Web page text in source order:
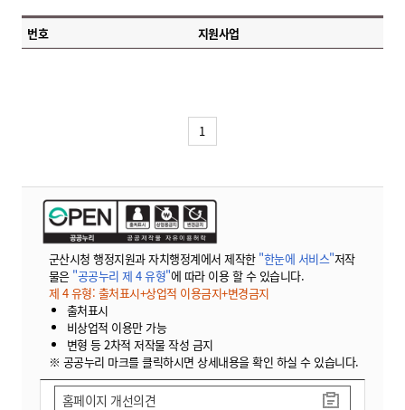
번호 지원사업
1
군산시청 행정지원과 자치행정계에서 제작한 "한눈에 서비스"저작
물은 "공공누리 제 4 유형"에 따라 이용 할 수 있습니다.
제 4 유형: 출처표시+상업적 이용금지+변경금지
출처표시
비상업적 이용만 가능
변형 등 2차적 저작물 작성 금지
※ 공공누리 마크를 클릭하시면 상세내용을 확인 하실 수 있습니다.
홈페이지 개선의견